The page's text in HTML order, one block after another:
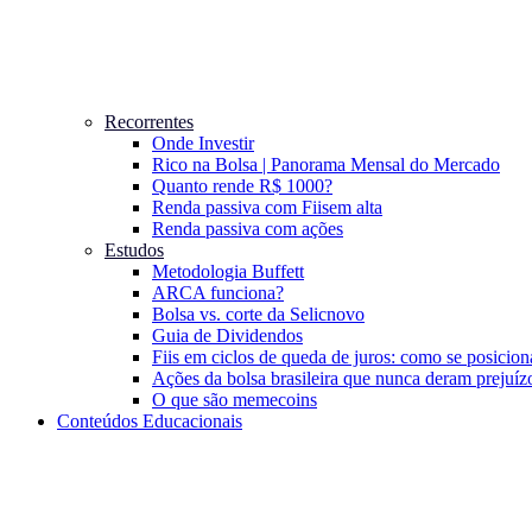
Recorrentes
Onde Investir
Rico na Bolsa | Panorama Mensal do Mercado
Quanto rende R$ 1000?
Renda passiva com Fiisem alta
Renda passiva com ações
Estudos
Metodologia Buffett
ARCA funciona?
Bolsa vs. corte da Selicnovo
Guia de Dividendos
Fiis em ciclos de queda de juros: como se
Ações da bolsa brasileira que nunca deram
O que são memecoins
Conteúdos Educacionais